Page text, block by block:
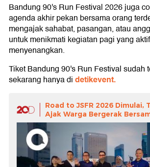
Bandung 90's Run Festival 2026 juga
agenda akhir pekan bersama orang
mengajak sahabat, pasangan, atau
untuk menikmati kegiatan pagi yang
menyenangkan.
Tiket Bandung 90's Run Festival sudah
sekarang hanya didetikevent.
Road to JSFR 2026 Dimulai,
Ajak Warga Bergerak